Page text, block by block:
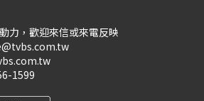
力，歡迎來信或來電反映
1599